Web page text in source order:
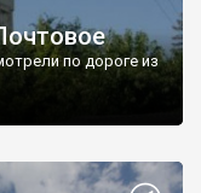
по дороге из